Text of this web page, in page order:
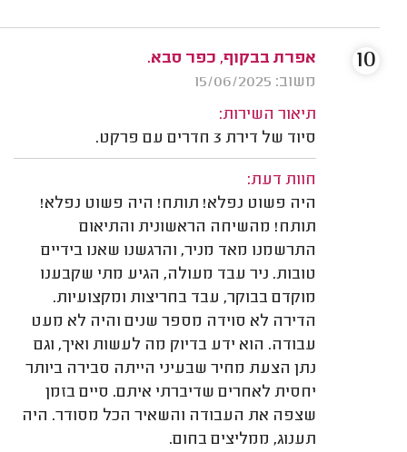
אפרת בבקוף, כפר סבא.
משוב: 15/06/2025
תיאור השירות:
סיוד של דירת 3 חדרים עם פרקט.
חוות דעת:
היה פשוט נפלא! תותח! היה פשוט נפלא!
תותח! מהשיחה הראשונית והתיאום
התרשמנו מאד מניר, והרגשנו שאנו בידיים
טובות. ניר עבד מעולה, הגיע מתי שקבענו
מוקדם בבוקר, עבד בחריצות ומקצועיות.
הדירה לא סוידה מספר שנים והיה לא מעט
עבודה. הוא ידע בדיוק מה לעשות ואיך, וגם
נתן הצעת מחיר שבעיני הייתה סבירה ביותר
יחסית לאחרים שדיברתי איתם. סיים בזמן
שצפה את העבודה והשאיר הכל מסודר. היה
תענוג, ממליצים בחום.
10